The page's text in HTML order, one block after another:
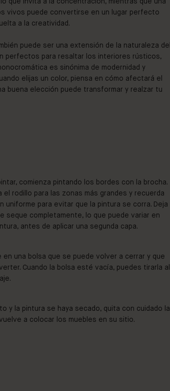
que invita a la concentración, mientras que una
vivos puede convertirse en un lugar perfecto
a la creatividad.
puede ser una extensión de la naturaleza del
perfectos para resaltar los interiores rústicos,
es sinónima de modernidad y
elijas un color, piensa en cómo afectará el
buena elección puede transformar y realzar tu
comienza pintando los bordes con la brocha.
el rodillo para las zonas más grandes y recuerda
uniforme para evitar que la pintura se corra. Deja
seque completamente, lo que puede variar en
antes de aplicar una segunda capa.
en una bolsa que se puede volver a cerrar y que
Cuando la bolsa esté vacía, puedes tirarla al
y la pintura se haya secado, quita con cuidado la
a colocar los muebles en su sitio.